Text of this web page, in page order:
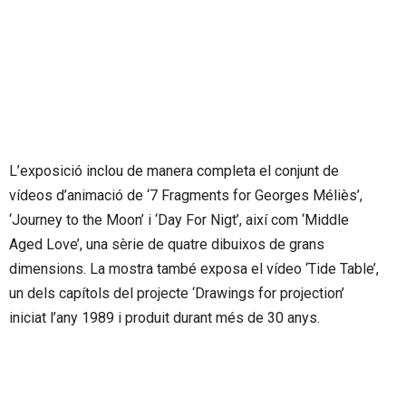
L’exposició inclou de manera completa el conjunt de
vídeos d’animació de ‘7 Fragments for Georges Méliès’,
‘Journey to the Moon’ i ‘Day For Nigt’, així com ‘Middle
Aged Love’, una sèrie de quatre dibuixos de grans
dimensions. La mostra també exposa el vídeo ‘Tide Table’,
un dels capítols del projecte ‘Drawings for projection’
iniciat l’any 1989 i produit durant més de 30 anys.